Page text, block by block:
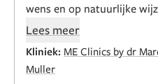
wens en op natuurlijke
huis. Chappoo
Lees meer
Kliniek: ME Clinics by dr
Muller